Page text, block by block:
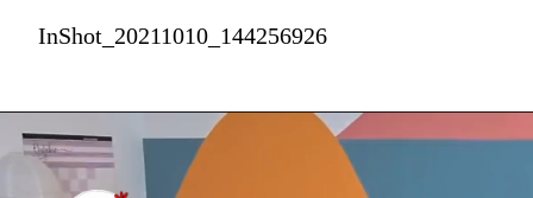
InShot_20211010_144256926